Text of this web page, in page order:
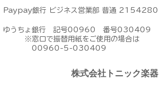
​Paypay銀行 ビジネス営業部 普通 2154280
ゆうちょ銀行 記号00960 番号030409
※窓口で振替用紙をご使用の場合は
00960-5-030409
株式会社トニック楽器